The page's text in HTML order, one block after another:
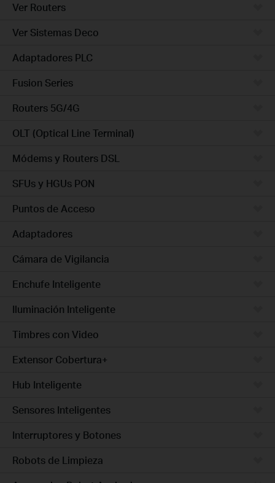
Ver Routers
Ver Sistemas Deco
Adaptadores PLC
Fusion Series
Routers 5G/4G
OLT (Optical Line Terminal)
Módems y Routers DSL
SFUs y HGUs PON
Puntos de Acceso
Adaptadores
Cámara de Vigilancia
Enchufe Inteligente
Iluminación Inteligente
Timbres con Video
Extensor Cobertura+
Hub Inteligente
Sensores Inteligentes
Interruptores y Botones
Robots de Limpieza